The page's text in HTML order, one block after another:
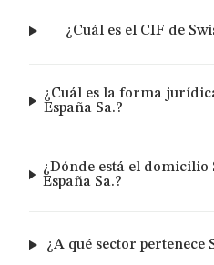
¿Cuál es el CIF de
¿Cuál es la forma
España Sa.?
¿Dónde está el domicilio
España Sa.?
¿A qué sector pertenece